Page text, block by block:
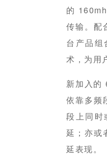
的
传输。配
台产品
术，为用
新加入的
依靠多频
段上同时
延；亦或
延表现。